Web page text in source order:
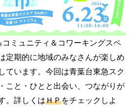
ミュニティ＆コワーキングスペ
定期的に地域のみなさんが楽しめ
ています。今回は青葉台東急スク
こと・ひとと出会い、つながりが
。詳しくはＨＰをチェックしよ